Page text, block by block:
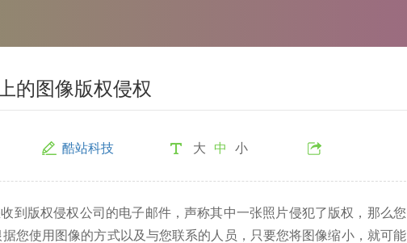
的图像版权侵权
酷站科技 大 中 小
到版权侵权公司的电子邮件，声称其中一张照片侵犯了版权，那么您
您使用图像的方式以及与您联系的人员，只要您将图像缩小，就可能